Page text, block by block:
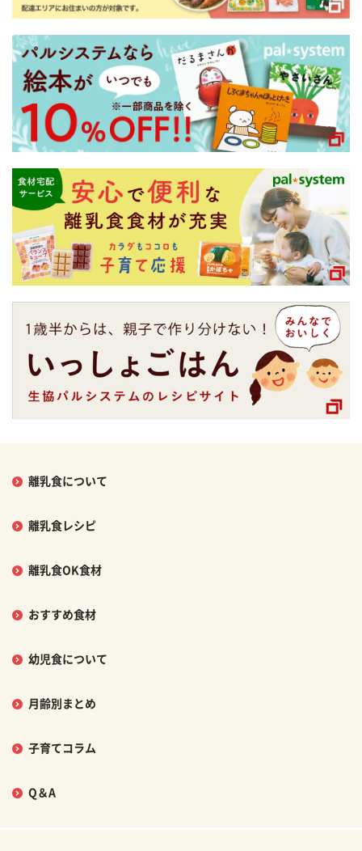
離乳食について
離乳食レシピ
離乳食OK食材
おすすめ食材
幼児食について
月齢別まとめ
子育てコラム
Q＆A